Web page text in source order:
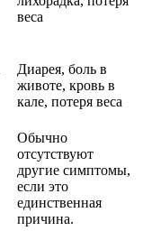
веса
Диарея, боль в
животе, кровь в
кале, потеря веса
Обычно
отсутствуют
другие симптомы,
если это
единственная
причина.